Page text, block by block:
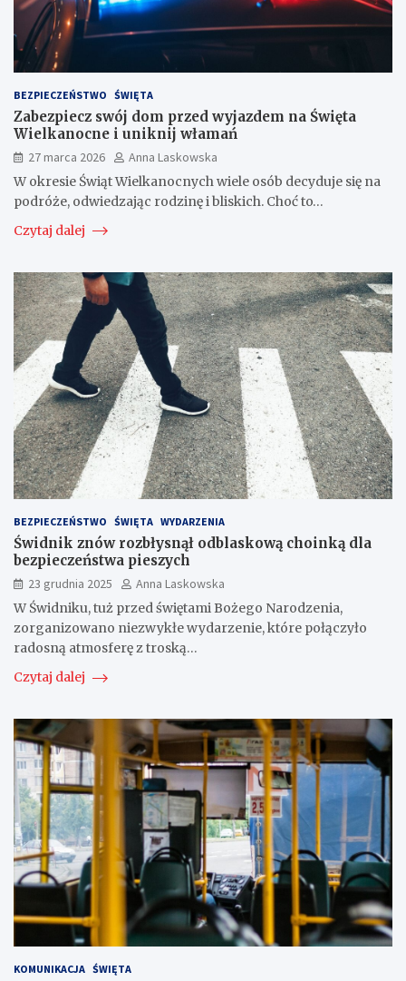
BEZPIECZEŃSTWO ŚWIĘTA
Zabezpiecz swój dom przed wyjazdem na Święta
Wielkanocne i uniknij włamań
27 marca 2026
Anna Laskowska
W okresie Świąt Wielkanocnych wiele osób decyduje się na
podróże, odwiedzając rodzinę i bliskich. Choć to…
Czytaj dalej
BEZPIECZEŃSTWO ŚWIĘTA WYDARZENIA
Świdnik znów rozbłysnął odblaskową choinką dla
bezpieczeństwa pieszych
23 grudnia 2025
Anna Laskowska
W Świdniku, tuż przed świętami Bożego Narodzenia,
zorganizowano niezwykłe wydarzenie, które połączyło
radosną atmosferę z troską…
Czytaj dalej
KOMUNIKACJA ŚWIĘTA